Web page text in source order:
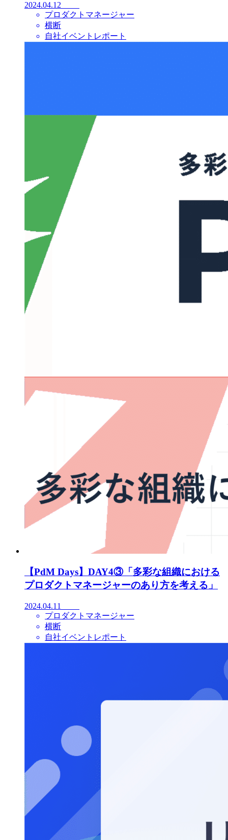
2024.04.12
プロダクトマネージャー
横断
自社イベントレポート
【PdM Days】DAY4③「多彩な組織における
プロダクトマネージャーのあり方を考える」
2024.04.11
プロダクトマネージャー
横断
自社イベントレポート